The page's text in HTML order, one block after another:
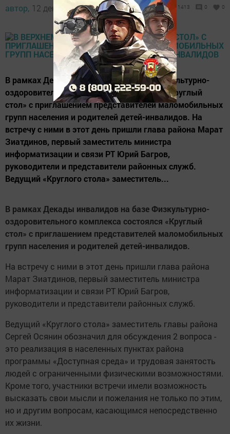
автор, 12 декабря 2015 - 11:08 1413 0 0
В рамках Декады инвалидов на базе Физкультурно-
оздоровительного комплекса состоялся «Круглый
стол» с приглашением представителей маломобильных
групп населения и родителей детей-инвалидов. На
встречу с ними в этот день пришли глава района Марат
Зиатдинов, первый заместитель министра
информатизации и связи РТ Юрий Багров,
руководители и представители районных служб.
Ведущий «Круглого стола» заместитель...
В рамках Декады инвалидов на базе Физкультурно-
оздоровительного комплекса состоялся «Круглый
стол» с приглашением представителей маломобильных
групп населения и родителей детей-инвалидов.
На встречу с ними в этот день пришли глава района
Марат Зиатдинов, первый заместитель министра
информатизации и связи РТ Юрий Багров,
руководители и представители районных служб.
Ведущий «Круглого стола» заместитель главы района
Сергей Осянин обозначил для обсуждения 2 вопроса -
это реализация в населенных пунктах района
программы «Доступная среда» и трудовая занятость
людей с ограниченными физическими возможностями.
Кроме того, участники встречи имели возможность
высказать свои мысли и пожелания не только по этим,
но и другим вопросам, касающимся непосредственно
их жизни.